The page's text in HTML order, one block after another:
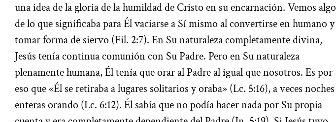
una idea de la gloria de la humildad de Cristo en su encarnación. Vemos algo
de lo que significaba para Él vaciarse a Sí mismo al convertirse en humano y
tomar forma de siervo (Fil. 2:7). En Su naturaleza completamente divina,
Jesús tenía continua comunión con Su Padre. Pero en Su naturaleza
plenamente humana, Él tenía que orar al Padre al igual que nosotros. Es por
eso que «Él se retiraba a lugares solitarios y oraba» (Lc. 5:16), a veces noches
enteras orando (Lc. 6:12). Él sabía que no podía hacer nada por Su propia